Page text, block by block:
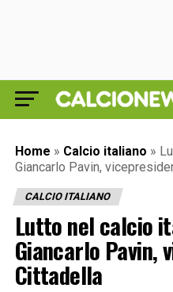
Home » Calcio italiano »
Giancarlo Pavin,
CALCIO ITALIANO
Lutto nel calcio
Giancarlo Pavin,
Cittadella